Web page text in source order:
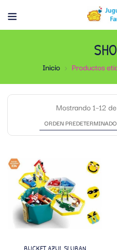
Inicio Productos
Mostrando 1–12